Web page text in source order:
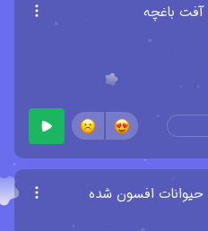
آفت باغچه
حیوانات افسون شده